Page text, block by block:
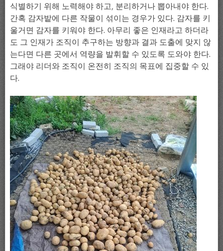
식별하기 위해 노력해야 하고, 분리하거나 뽑아내야 한다.
간혹 감자밭에 다른 작물이 섞이는 경우가 있다. 감자를 키
울거면 감자를 키워야 한다. 아무리 좋은 인재라고 하더라
도 그 인재가 조직이 추구하는 방향과 결과 도출에 맞지 않
는다면 다른 곳에서 역량을 발휘할 수 있도록 도와야 한다.
그래야 리더와 조직이 온전히 조직의 목표에 집중할 수 있
다.